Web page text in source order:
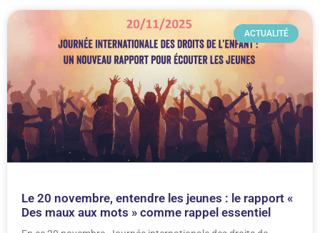
ACTUALITÉ
Le 20 novembre, entendre les jeunes : le rapport «
Des maux aux mots » comme rappel essentiel